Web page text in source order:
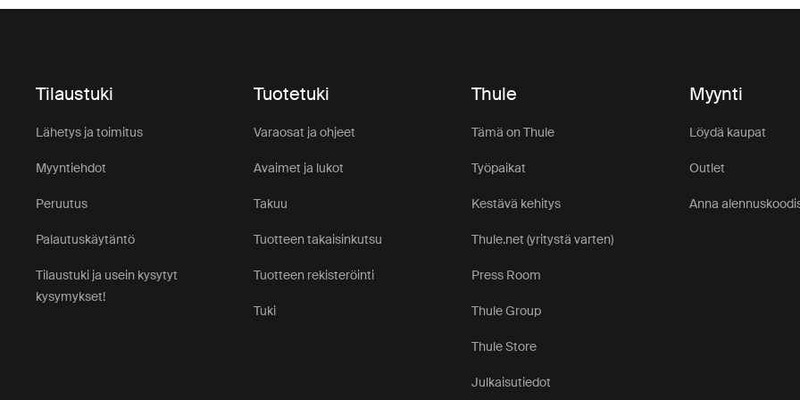
Tilaustuki
Lähetys ja toimitus
Myyntiehdot
Peruutus
Palautuskäytäntö
Tilaustuki ja usein kysytyt
kysymykset!
Tuotetuki
Varaosat ja ohjeet
Avaimet ja lukot
Takuu
Tuotteen takaisinkutsu
Tuotteen rekisteröinti
Tuki
Thule
Tämä on Thule
Työpaikat
Kestävä kehitys
Thule.net (yritystä varten)
Press Room
Thule Group
Thule Store
Julkaisutiedot
Myynti
Löydä kaupat
Outlet
Anna